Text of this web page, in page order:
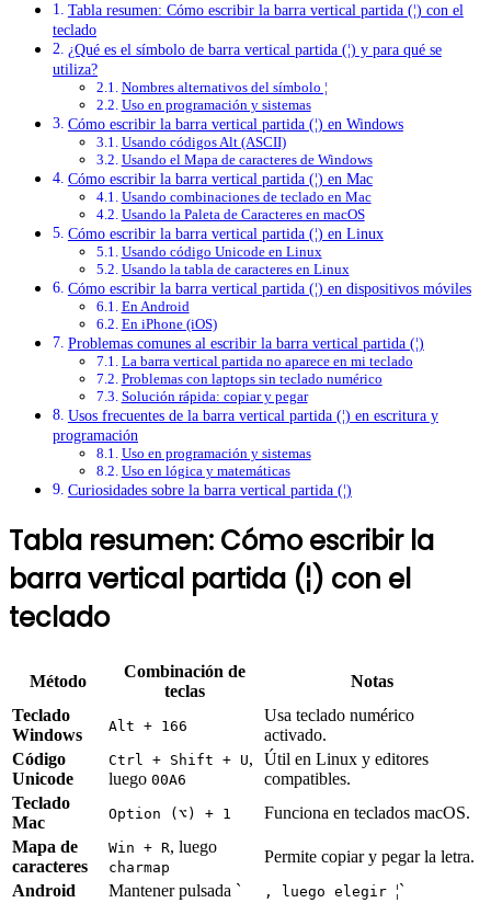
Tabla resumen: Cómo escribir la barra vertical partida (¦) con el
teclado
¿Qué es el símbolo de barra vertical partida (¦) y para qué se
utiliza?
Nombres alternativos del símbolo ¦
Uso en programación y sistemas
Cómo escribir la barra vertical partida (¦) en Windows
Usando códigos Alt (ASCII)
Usando el Mapa de caracteres de Windows
Cómo escribir la barra vertical partida (¦) en Mac
Usando combinaciones de teclado en Mac
Usando la Paleta de Caracteres en macOS
Cómo escribir la barra vertical partida (¦) en Linux
Usando código Unicode en Linux
Usando la tabla de caracteres en Linux
Cómo escribir la barra vertical partida (¦) en dispositivos móviles
En Android
En iPhone (iOS)
Problemas comunes al escribir la barra vertical partida (¦)
La barra vertical partida no aparece en mi teclado
Problemas con laptops sin teclado numérico
Solución rápida: copiar y pegar
Usos frecuentes de la barra vertical partida (¦) en escritura y
programación
Uso en programación y sistemas
Uso en lógica y matemáticas
Curiosidades sobre la barra vertical partida (¦)
Tabla resumen: Cómo escribir la
barra vertical partida (¦) con el
teclado
Método
Combinación de
teclas
Notas
Teclado
Windows
Alt + 166
Usa teclado numérico
activado.
Código
Unicode
Ctrl + Shift + U,
luego 00A6
Útil en Linux y editores
compatibles.
Teclado
Mac
Option (⌥) + 1
Funciona en teclados macOS.
Mapa de
caracteres
Win + R, luego
charmap
Permite copiar y pegar la letra.
Android
Mantener pulsada ` , luego elegir ¦`